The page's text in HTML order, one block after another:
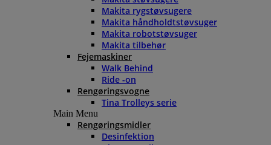
Makita rygstøvsugere
Makita håndholdtstøvsuger
Makita robotstøvsuger
Makita tilbehør
Fejemaskiner
Walk Behind
Ride -on
Rengøringsvogne
Tina Trolleys serie
Main Menu
Rengøringsmidler
Desinfektion